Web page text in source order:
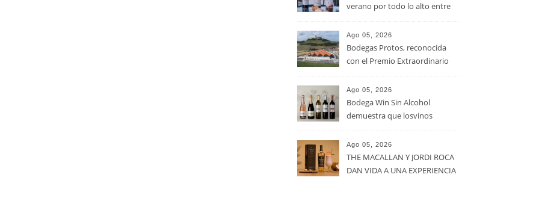
verano por todo lo alto entre
Ago 05, 2026
Bodegas Protos, reconocida
con el Premio Extraordinario
casi un siglo de excelencia
vitivinícola
Ago 05, 2026
Bodega Win Sin Alcohol
demuestra que losvinos
calidadcomienzan a diseñarse
en el viñedo
Ago 05, 2026
THE MACALLAN Y JORDI ROCA
DAN VIDA A UNA EXPERIENCIA